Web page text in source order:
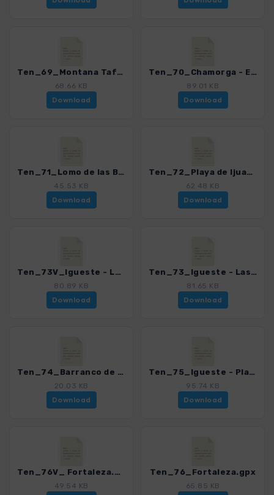
Ten_69_Montana Tafada - Faro de Anaga.gpx
68.66 KB
Download
Ten_70_Chamorga - El Draguillo - Faro de Anaga - Roque Bermejo - Chamorga.gpx
89.01 KB
Download
Ten_71_Lomo de las Bodegas - Playa de Anosma.gpx
45.53 KB
Download
Ten_72_Playa de Ijuana.gpx
62.48 KB
Download
Ten_73V_Igueste - Las Casillas_hin-ruck.gpx
80.89 KB
Download
Ten_73_Igueste - Las Casillas.gpx
81.65 KB
Download
Ten_74_Barranco de Igueste.gpx
20.03 KB
Download
Ten_75_Igueste - Playa de Antequera.gpx
95.74 KB
Download
Ten_76V_ Fortaleza.gpx
49.54 KB
Ten_76_Fortaleza.gpx
65.85 KB